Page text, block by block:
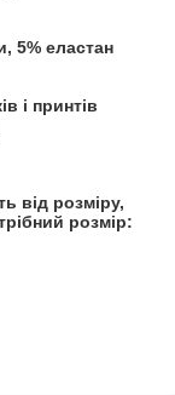
5% еластан
і принтів
від розміру,
розмір: